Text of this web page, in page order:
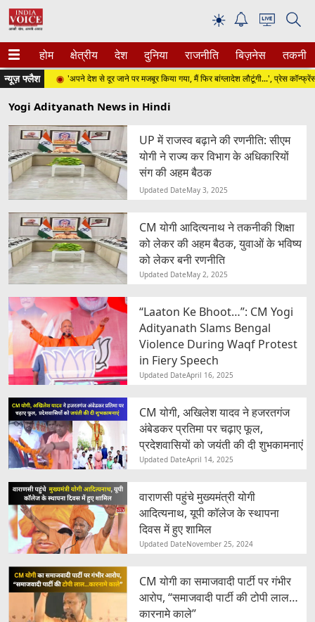
☀
होम क्षेत्रीय देश दुनिया राजनीति बिज़नेस तकनीक
न्यूज़ फ्लैश 'अपने देश से दूर जाने पर मजबूर किया गया, मैं फिर बांग्लादेश लौटूंगी...', प्रेस कॉन्फ्रेंस में
Yogi Adityanath News in Hindi
UP में राजस्व बढ़ाने की रणनीति: सीएम
योगी ने राज्य कर विभाग के अधिकारियों
संग की अहम बैठक
Updated DateMay 3, 2025
CM योगी आदित्यनाथ ने तकनीकी शिक्षा
को लेकर की अहम बैठक, युवाओं के भविष्य
को लेकर बनी रणनीति
Updated DateMay 2, 2025
“Laaton Ke Bhoot…”: CM Yogi
Adityanath Slams Bengal
Violence During Waqf Protest
in Fiery Speech
Updated DateApril 16, 2025
CM योगी, अखिलेश यादव ने हजरतगंज
अंबेडकर प्रतिमा पर चढ़ाए फूल,
प्रदेशवासियों को जयंती की दी शुभकामनाएं
Updated DateApril 14, 2025
वाराणसी पहुंचे मुख्यमंत्री योगी
आदित्यनाथ, यूपी कॉलेज के स्थापना
दिवस में हुए शामिल
Updated DateNovember 25, 2024
CM योगी का समाजवादी पार्टी पर गंभीर
आरोप, “समाजवादी पार्टी की टोपी लाल…
कारनामे काले”